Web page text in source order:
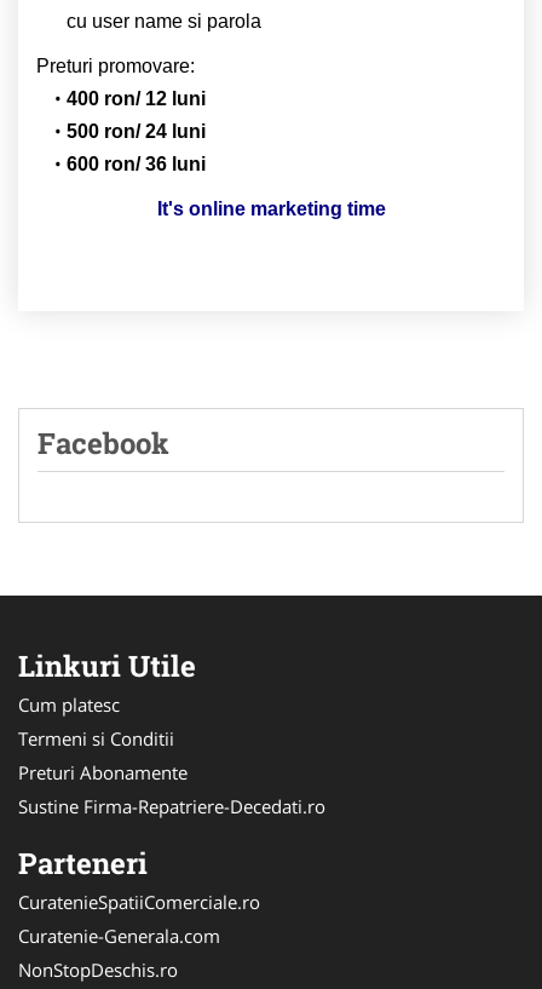
cu user name si parola
Preturi promovare:
400 ron/ 12 luni
500 ron/ 24 luni
600 ron/ 36 luni
It's online marketing time
Facebook
Linkuri Utile
Cum platesc
Termeni si Conditii
Preturi Abonamente
Sustine Firma-Repatriere-Decedati.ro
Parteneri
CuratenieSpatiiComerciale.ro
Curatenie-Generala.com
NonStopDeschis.ro